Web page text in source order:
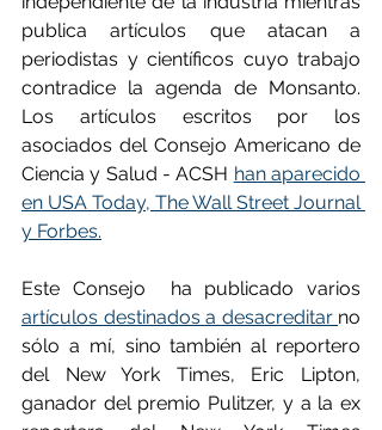
publica artículos que atacan a
periodistas y científicos cuyo trabajo
contradice la agenda de Monsanto.
Los artículos escritos por los
asociados del Consejo Americano de
Ciencia y Salud - ACSH han aparecido
en USA Today, The Wall Street Journal
y Forbes.
artículos destinados a desacreditar no
sólo a mí, sino también al reportero
del New York Times, Eric Lipton,
ganador del premio Pulitzer, y a la ex